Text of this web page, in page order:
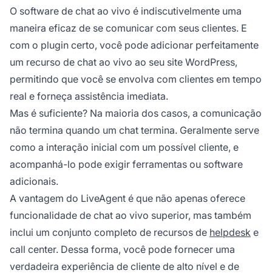
O software de chat ao vivo é indiscutivelmente uma
maneira eficaz de se comunicar com seus clientes. E
com o plugin certo, você pode adicionar perfeitamente
um recurso de chat ao vivo ao seu site WordPress,
permitindo que você se envolva com clientes em tempo
real e forneça assistência imediata.
Mas é suficiente? Na maioria dos casos, a comunicação
não termina quando um chat termina. Geralmente serve
como a interação inicial com um possível cliente, e
acompanhá-lo pode exigir ferramentas ou software
adicionais.
A vantagem do LiveAgent é que não apenas oferece
funcionalidade de chat ao vivo superior, mas também
inclui um conjunto completo de recursos de helpdesk e
call center. Dessa forma, você pode fornecer uma
verdadeira experiência de cliente de alto nível e de